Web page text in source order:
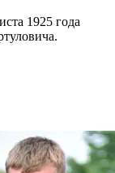
1925 года